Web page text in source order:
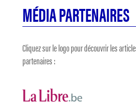
MÉDIA PARTENAIRES
Cliquez sur le logo pour découvrir les
partenaires :